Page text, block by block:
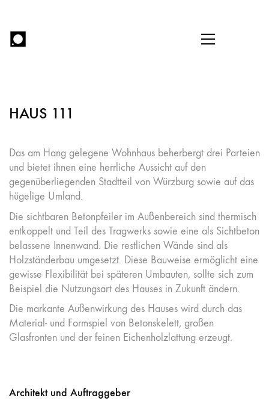
HAUS 111
Das am Hang gelegene Wohnhaus beherbergt drei Parteien
und bietet ihnen eine herrliche Aussicht auf den
gegenüberliegenden Stadtteil von Würzburg sowie auf das
hügelige Umland.
Die sichtbaren Betonpfeiler im Außenbereich sind thermisch
entkoppelt und Teil des Tragwerks sowie eine als Sichtbeton
belassene Innenwand. Die restlichen Wände sind als
Holzständerbau umgesetzt. Diese Bauweise ermöglicht eine
gewisse Flexibilität bei späteren Umbauten, sollte sich zum
Beispiel die Nutzungsart des Hauses in Zukunft ändern.
Die markante Außenwirkung des Hauses wird durch das
Material- und Formspiel von Betonskelett, großen
Glasfronten und der feinen Eichenholzlattung erzeugt.
Architekt und Auftraggeber